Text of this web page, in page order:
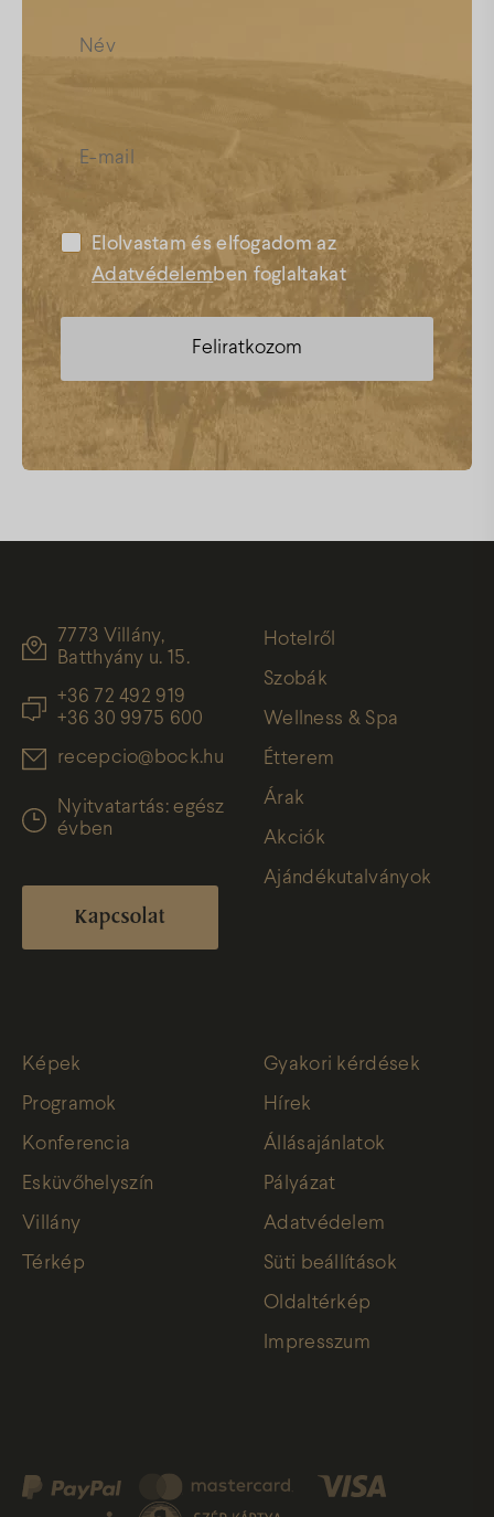
Elolvastam és elfogadom az
Adatvédelemben foglaltakat
7773 Villány,
Batthyány u. 15.
+36 72 492 919
+36 30 9975 600
recepcio@bock.hu
Nyitvatartás: egész
évben
Kapcsolat
Hotelről
Szobák
Wellness & Spa
Étterem
Árak
Akciók
Ajándékutalványok
Képek
Programok
Konferencia
Esküvőhelyszín
Villány
Térkép
Gyakori kérdések
Hírek
Állásajánlatok
Pályázat
Adatvédelem
Süti beállítások
Oldaltérkép
Impresszum